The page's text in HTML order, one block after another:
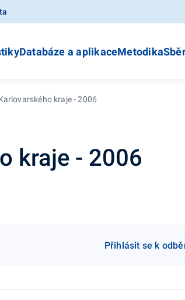
Databáze a aplikaceMetodika
kraje - 2006
kraje - 2006
Přihlásit se k